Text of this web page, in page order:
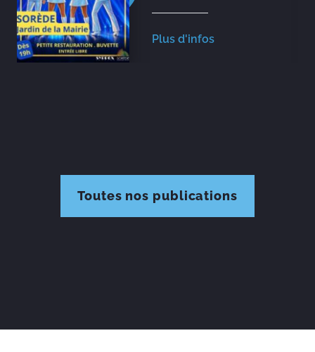
Plus d'infos
Toutes nos publications